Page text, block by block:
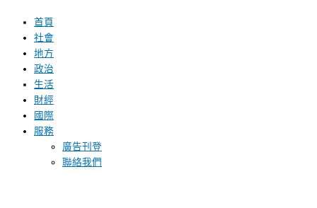
首頁
社會
地方
政治
生活
財經
國際
服務
廣告刊登
聯絡我們